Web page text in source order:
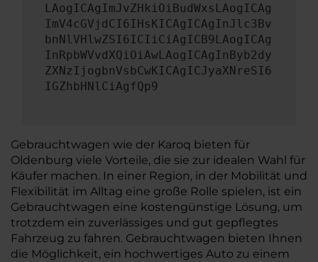
LAogICAgImJvZHkiOiBudWxsLAogICAg
ImV4cGVjdCI6IHsKICAgICAgInJlc3Bv
bnNlVHlwZSI6ICIiCiAgICB9LAogICAg
InRpbWVvdXQiOiAwLAogICAgInByb2dy
ZXNzIjogbnVsbCwKICAgICJyaXNreSI6
IGZhbHNlCiAgfQp9
Gebrauchtwagen wie der Karoq bieten für
Oldenburg viele Vorteile, die sie zur idealen Wahl für
Käufer machen. In einer Region, in der Mobilität und
Flexibilität im Alltag eine große Rolle spielen, ist ein
Gebrauchtwagen eine kostengünstige Lösung, um
trotzdem ein zuverlässiges und gut gepflegtes
Fahrzeug zu fahren. Gebrauchtwagen bieten Ihnen
die Möglichkeit, ein hochwertiges Auto zu einem